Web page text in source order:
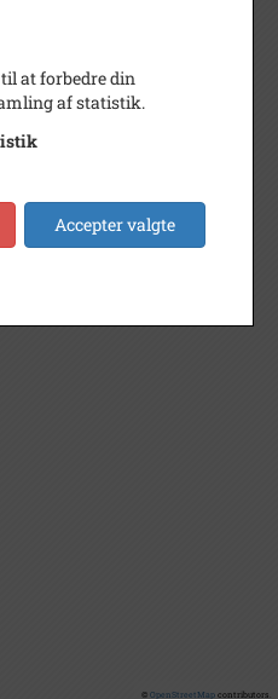
© OpenStreetMapcontributors.
at forbedre din
af statistik.
Accepter valgte